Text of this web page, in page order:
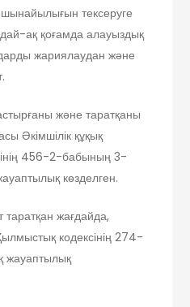
тексеруге
ақ қоғамда алауыздық
жариялаудан және
және таратқаны
Әкімшілік құқық
456-2-бабының 3-
көзделген.
таратқан жағдайда,
кодексінің 274-
жауаптылық